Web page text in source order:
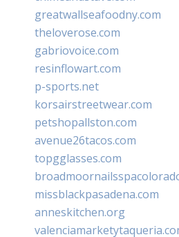
greatwallseafoodny.com
theloverose.com
gabriovoice.com
resinflowart.com
p-sports.net
korsairstreetwear.com
petshopallston.com
avenue26tacos.com
topgglasses.com
missblackpasadena.com
anneskitchen.org